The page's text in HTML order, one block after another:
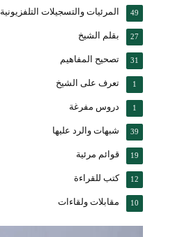
المرئيات والتسجيلات التلفزيونية 49
بقلم الشيخ 27
تصحيح المفاهيم 31
تعرف على الشيخ 1
دروس مفرغة 1
شبهات والرد عليها 39
قوائم مرئية 19
كتب للقراءة 12
مقابلات ولقاءات 10